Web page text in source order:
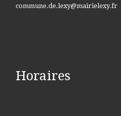
commune.de.lexy@mairielexy.fr
Horaires